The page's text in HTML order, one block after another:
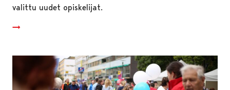
valittu uudet opiskelijat.